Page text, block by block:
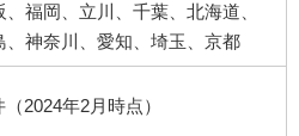
、福岡、立川、千葉、北海道、
、神奈川、愛知、埼玉、京都
2024年2月時点）